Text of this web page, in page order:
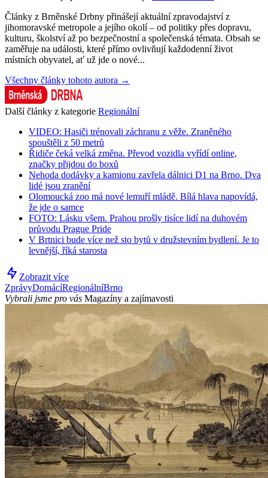
Články z Brněnské Drbny přinášejí aktuální zpravodajství z
jihomoravské metropole a jejího okolí – od politiky přes dopravu,
kulturu, školství až po bezpečnostní a společenská témata. Obsah se
zaměřuje na události, které přímo ovlivňují každodenní život
místních obyvatel, ať už jde o nové...
Všechny články tohoto autora →
Další články z kategorie Regionální
VIDEO: Hasiči trénovali záchranu z věže. Zraněného
spouštěli z 50 metrů
Řidiče čeká velká změna. Převod vozidla vyřídí online,
značky přijdou do boxů
Nehoda dodávky a kamionu zavřela dálnici D1 na Brno. Dva
lidé jsou zranění
Olomoucká zoo má nové lemuří mládě. Bílá hlava napovídá,
že jde o samce
FOTO: Lásku všem. Prahou prošly tisíce lidí na duhovém
průvodu Prague Pride
V Brtnici bude více než sto bytů v družstevním bydlení. Je to
levnější, říká starosta
Zobrazit více
ZprávyDomácíRegionálníBrno
Vybrali jsme pro vás Magazíny a zajímavosti